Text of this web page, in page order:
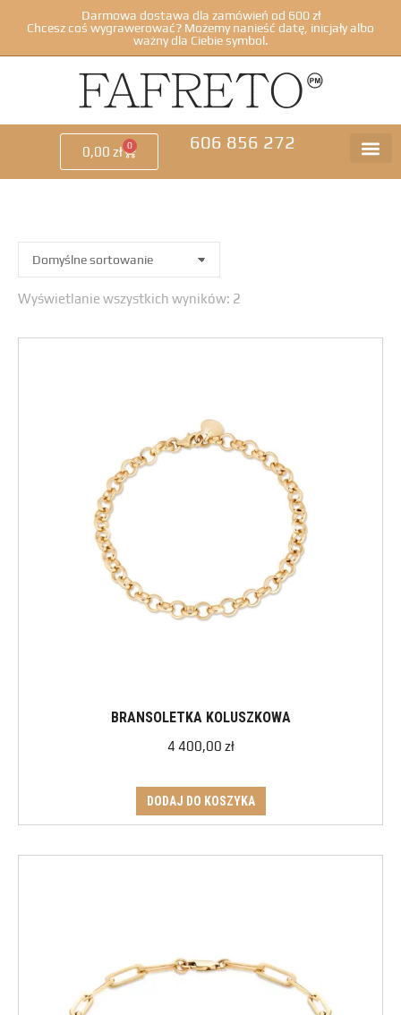
Darmowa dostawa dla zamówień od 600 zł
Chcesz coś wygrawerować? Możemy nanieść datę, inicjały albo
ważny dla Ciebie symbol.
0,00 zł 0 606 856 272
Wyświetlanie wszystkich wyników: 2
BRANSOLETKA KOLUSZKOWA
4 400,00 zł
DODAJ DO KOSZYKA